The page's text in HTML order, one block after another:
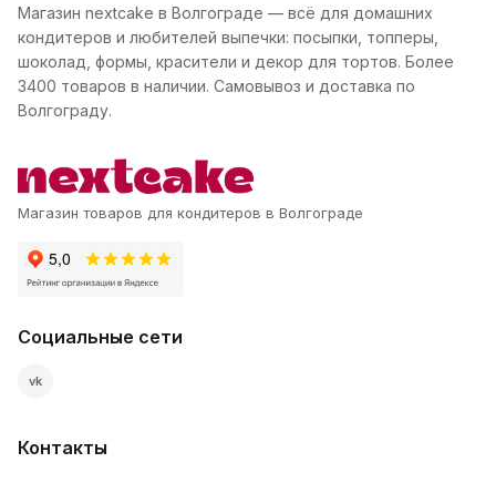
Магазин nextcake в Волгограде — всё для домашних
кондитеров и любителей выпечки: посыпки, топперы,
шоколад, формы, красители и декор для тортов. Более
3400 товаров в наличии. Самовывоз и доставка по
Волгограду.
Магазин товаров для кондитеров в Волгограде
Социальные сети
vk
Контакты